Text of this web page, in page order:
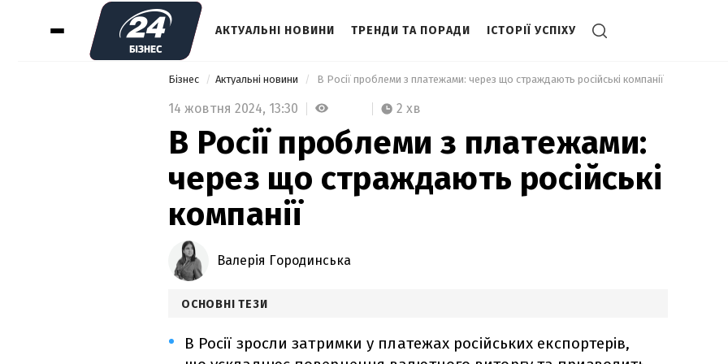
АКТУАЛЬНІ НОВИНИ ТРЕНДИ ТА ПОРАДИ ІСТОРІЇ УСПІХУ
Бізнес Актуальні новини В Росії проблеми з платежами: через що страждають російські компанії
14 жовтня 2024, 13:30 2 хв
В Росії проблеми з платежами:
через що страждають російські
компанії
Валерія Городинська
ОСНОВНІ ТЕЗИ
В Росії зросли затримки у платежах російських експортерів,